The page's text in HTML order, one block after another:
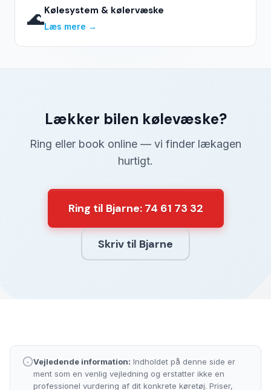
🌊Kølesystem & kølervæske
Læs mere →
Lækker bilen kølevæske?
Ring eller book online — vi finder lækagen
hurtigt.
Ring til Bjarne: 74 61 73 32
Skriv til Bjarne
Vejledende information: Indholdet på denne side er
ment som en venlig vejledning og erstatter ikke en
professionel vurdering af dit konkrete køretøj. Priser,